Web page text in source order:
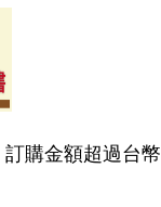
購金額超過台幣